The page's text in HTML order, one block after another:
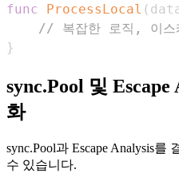
func
ProcessLocal (
// 복잡한 로직, 이스
}
sync.Pool 및
화
sync.Pool과 Escape Analysis
수 있습니다.